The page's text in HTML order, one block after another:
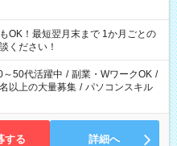
OK！最短翌月末まで 1か月ごとの
ください！
～50代活躍中 / 副業・WワークOK /
以上の大量募集 / パソコンスキル
する 詳細へ